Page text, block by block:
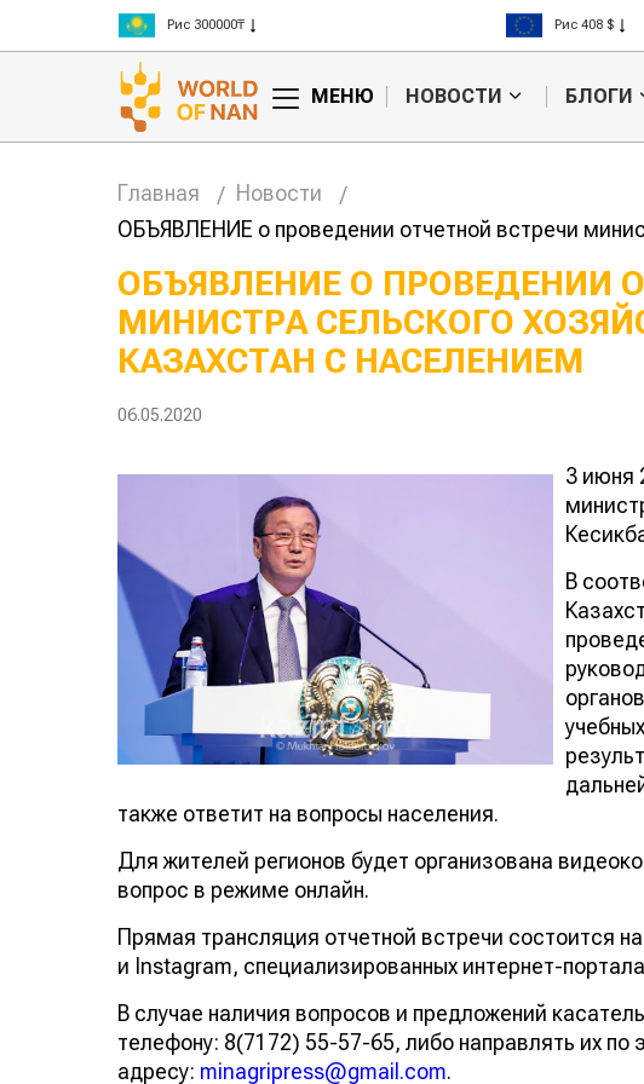
Рис 300000₸
Пшеница 3 класс 125000₸
Рис 408 $
Пшеница 423
МЕНЮ НОВОСТИ БЛОГИ
Главная
Новости
ОБЪЯВЛЕНИЕ о проведении отчетной встречи
ОБЪЯВЛЕНИЕ О ПРОВЕДЕНИИ
МИНИСТРА СЕЛЬСКОГО
КАЗАХСТАН С НАСЕЛЕНИЕМ
06.05.2020
3 июня
В
также ответит на вопросы населения.
Для жителей регионов будет организована
вопрос в режиме онлайн.
Прямая трансляция отчетной встречи состоится
и Instagram, специализированных интернет-
В случае наличия вопросов и предложений
телефону: 8(7172) 55-57-65, либо направлять их по
адресу: minagripress@gmail.com.
Казахстанское
сельхозсырье
используют для
авиатоплива